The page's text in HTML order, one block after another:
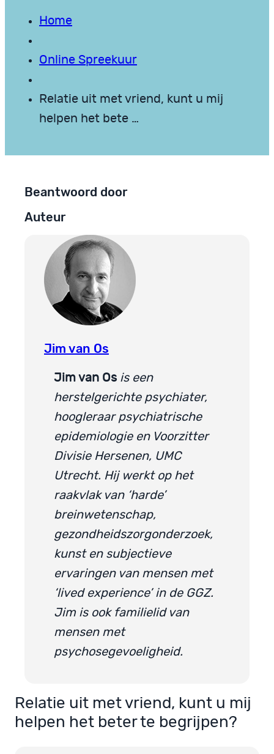
Home
Online Spreekuur
Relatie uit met vriend, kunt u mij
helpen het bete …
Beantwoord door
Auteur
Jim van Os
Jim van Os is een
herstelgerichte psychiater,
hoogleraar psychiatrische
epidemiologie en Voorzitter
Divisie Hersenen, UMC
Utrecht. Hij werkt op het
raakvlak van ‘harde’
breinwetenschap,
gezondheidszorgonderzoek,
kunst en subjectieve
ervaringen van mensen met
‘lived experience’ in de GGZ.
Jim is ook familielid van
mensen met
psychosegevoeligheid.
Relatie uit met vriend, kunt u mij
helpen het beter te begrijpen?